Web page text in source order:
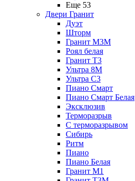
Еще 53
Двери Гранит
Дуэт
Шторм
Гранит М3М
Роял белая
Гранит Т3
Ультра 8М
Ультра С3
Пиано Смарт
Пиано Смарт Белая
Эксклюзив
Терморазрыв
С терморазрывом
Сибирь
Ритм
Пиано
Пиано Белая
Гранит М1